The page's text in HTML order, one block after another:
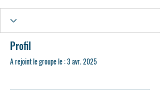
Profil
A rejoint le groupe le : 3 avr. 2025